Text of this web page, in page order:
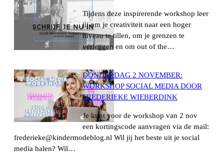
Tijdens deze inspirerende workshop leer
jij om je creativiteit naar een hoger
niveau te tillen, om je grenzen te
verleggen en om out of the…
DONDERDAG 2 NOVEMBER:
WORKSHOP SOCIAL MEDIA DOOR
FREDERIEKE WIEBERDINK
Je kunt voor de workshop van 2 nov
een kortingscode aanvragen via de mail:
frederieke@kindermodeblog.nl Wil jij het beste uit je social
media halen? Wil…